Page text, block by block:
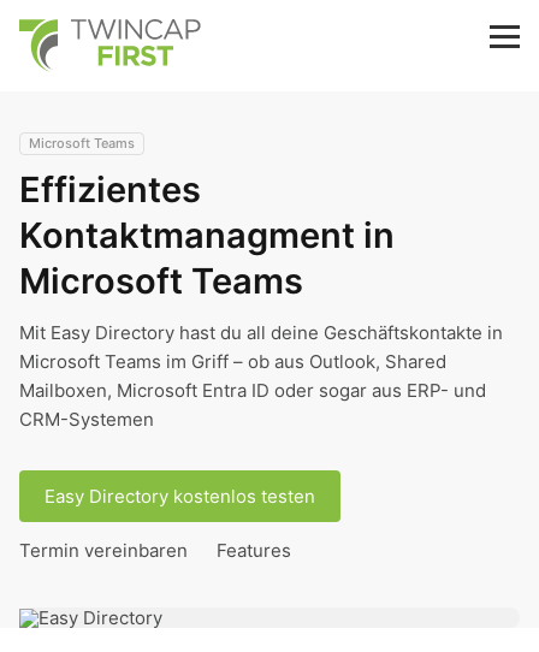
main
content
TwinCap First
Microsoft Teams
Effizientes
Kontaktmanagment in
Microsoft Teams
Mit Easy Directory hast du all deine Geschäftskontakte in
Microsoft Teams im Griff – ob aus Outlook, Shared
Mailboxen, Microsoft Entra ID oder sogar aus ERP- und
CRM-Systemen
Easy Directory kostenlos testen
Termin vereinbaren Features